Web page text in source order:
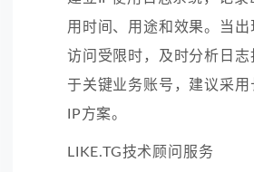
用时间、用途和效果。当
访问受限时，及时分析日志
于关键业务账号，建议采
IP方案。
LIKE.TG技术顾问服务